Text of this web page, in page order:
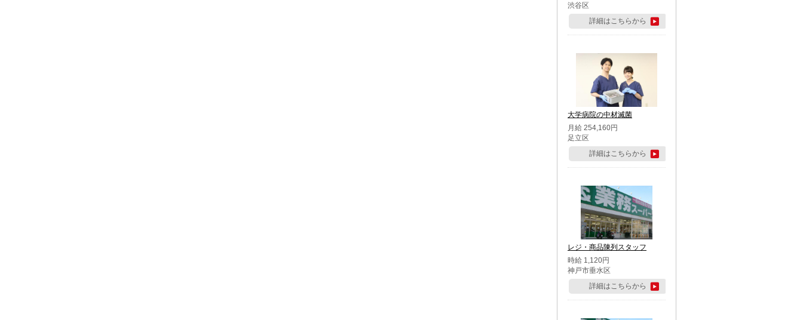
渋谷区
詳細はこちらから
大学病院の中材滅菌
月給 254,160円
足立区
詳細はこちらから
レジ・商品陳列スタッフ
時給 1,120円
神戸市垂水区
詳細はこちらから